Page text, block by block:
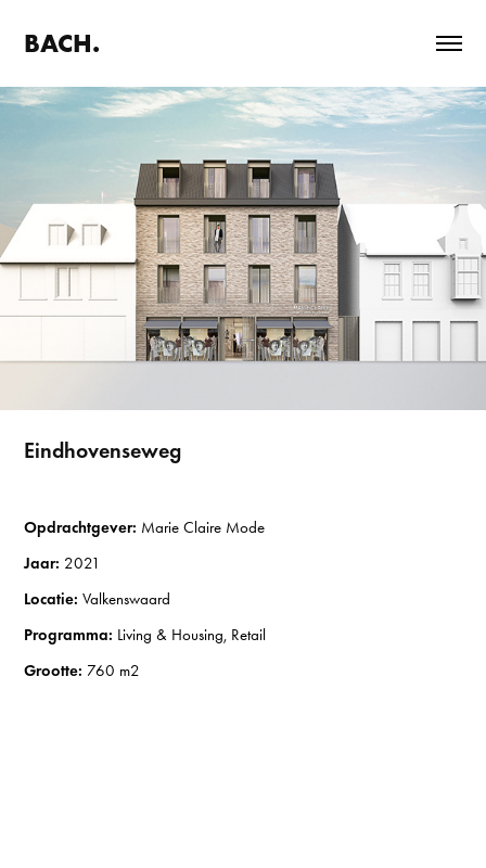
BACH.
Eindhovenseweg
Opdrachtgever: Marie Claire Mode
Jaar: 2021
Locatie: Valkenswaard
Programma: Living & Housing, Retail
Grootte: 760 m2